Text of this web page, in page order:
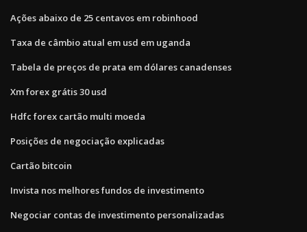
Ações abaixo de 25 centavos em robinhood
Taxa de câmbio atual em usd em uganda
Tabela de preços de prata em dólares canadenses
Xm forex grátis 30 usd
Hdfc forex cartão multi moeda
Posições de negociação explicadas
Cartão bitcoin
Invista nos melhores fundos de investimento
Negociar contas de investimento personalizadas